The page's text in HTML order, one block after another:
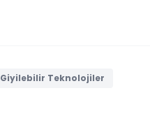
Teknolojiler